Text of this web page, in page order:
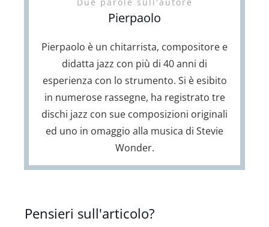
Due parole sull'autore
Pierpaolo
Pierpaolo è un chitarrista, compositore e
didatta jazz con più di 40 anni di
esperienza con lo strumento. Si è esibito
in numerose rassegne, ha registrato tre
dischi jazz con sue composizioni originali
ed uno in omaggio alla musica di Stevie
Wonder.
Pensieri sull'articolo?